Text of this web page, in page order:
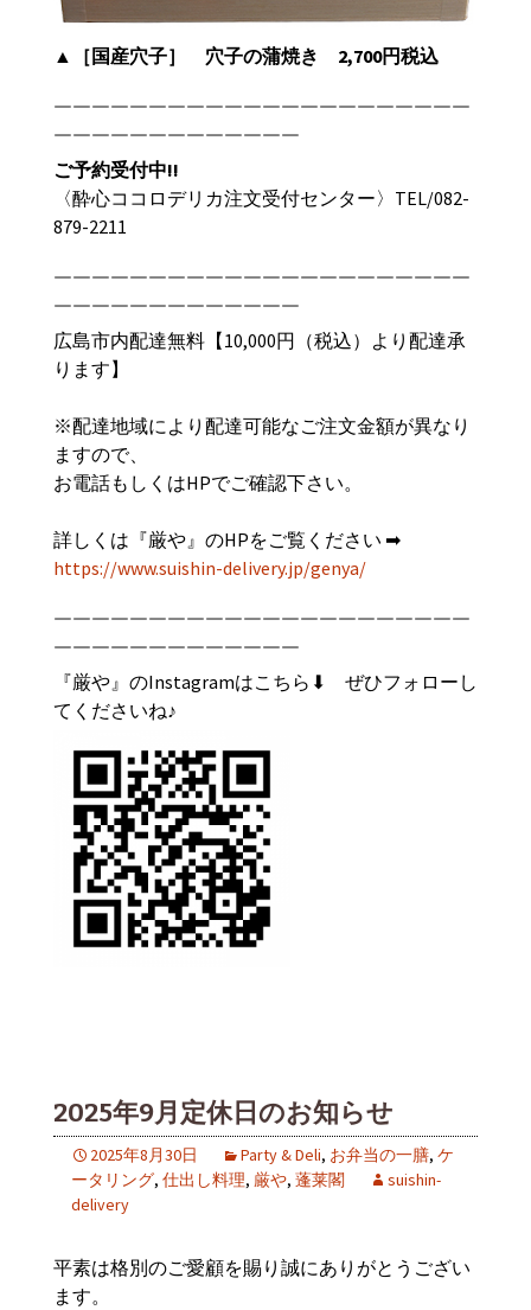
▲［国産穴子］ 穴子の蒲焼き 2,700円税込
￣￣￣￣￣￣￣￣￣￣￣￣￣￣￣￣￣￣￣￣￣￣
￣￣￣￣￣￣￣￣￣￣￣￣￣
ご予約受付中!!
〈酔心ココロデリカ注文受付センター〉TEL/082-
879-2211
￣￣￣￣￣￣￣￣￣￣￣￣￣￣￣￣￣￣￣￣￣￣
￣￣￣￣￣￣￣￣￣￣￣￣￣
広島市内配達無料【10,000円（税込）より配達承
ります】
※配達地域により配達可能なご注文金額が異なり
ますので、
お電話もしくはHPでご確認下さい。
詳しくは『厳や』のHPをご覧ください ➡︎
https://www.suishin-delivery.jp/genya/
￣￣￣￣￣￣￣￣￣￣￣￣￣￣￣￣￣￣￣￣￣￣
￣￣￣￣￣￣￣￣￣￣￣￣￣
『厳や』のInstagramはこちら⬇︎ ぜひフォローし
てくださいね♪
2025年9月定休日のお知らせ
2025年8月30日 Party & Deli, お弁当の一膳, ケ
ータリング, 仕出し料理, 厳や, 蓬莱閣
suishin-
delivery
平素は格別のご愛顧を賜り誠にありがとうござい
ます。